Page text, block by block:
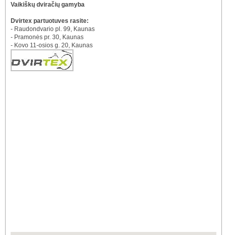
Vaikiškų dviračių gamyba
Dvirtex partuotuves rasite:
- Raudondvario pl. 99, Kaunas
- Pramonės pr. 30, Kaunas
- Kovo 11-osios g. 20, Kaunas